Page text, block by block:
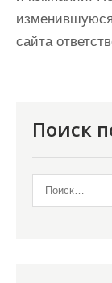
сайта
Поиск